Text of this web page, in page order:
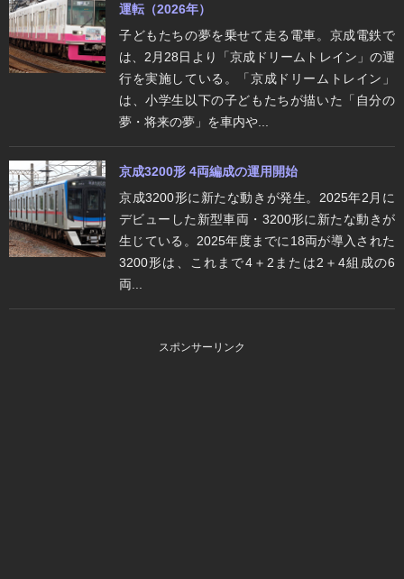
運転（2026年）
子どもたちの夢を乗せて走る電車。京成電鉄で
は、2月28日より「京成ドリームトレイン」の運
行を実施している。「京成ドリームトレイン」
は、小学生以下の子どもたちが描いた「自分の
夢・将来の夢」を車内や...
京成3200形 4両編成の運用開始
京成3200形に新たな動きが発生。2025年2月に
デビューした新型車両・3200形に新たな動きが
生じている。2025年度までに18両が導入された
3200形は、これまで4＋2または2＋4組成の6
両...
スポンサーリンク